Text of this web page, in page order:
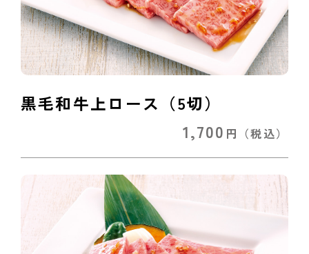
黒毛和牛上ロース（5切）
1,700 円 （税込）